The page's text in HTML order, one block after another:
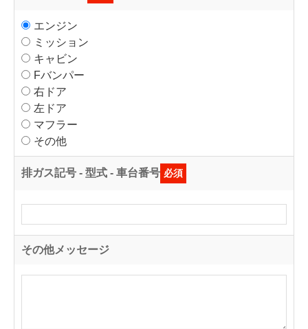
エンジン
ミッション
キャビン
Fバンパー
右ドア
左ドア
マフラー
その他
排ガス記号 - 型式 - 車台番号 必須
その他メッセージ